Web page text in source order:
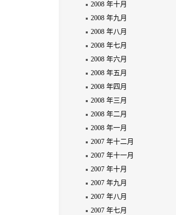
2008 年十月
2008 年九月
2008 年八月
2008 年七月
2008 年六月
2008 年五月
2008 年四月
2008 年三月
2008 年二月
2008 年一月
2007 年十二月
2007 年十一月
2007 年十月
2007 年九月
2007 年八月
2007 年七月